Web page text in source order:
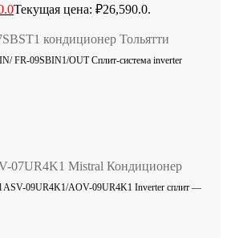
Текущая цена: ₽26,590.0.
FR-09SBIN1/OUT Сплит-система inverter
ASV-09UR4K1/AOV-09UR4K1 Inverter сплит —